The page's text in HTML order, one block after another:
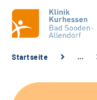
Startseite …